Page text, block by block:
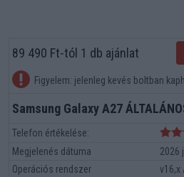
89 490 Ft-tól 1 db ajánlat
Figyelem: jelenleg kevés boltban
Samsung Galaxy A27
Telefon értékelése:
Megjelenés dátuma
2026
Operációs rendszer
v16,x